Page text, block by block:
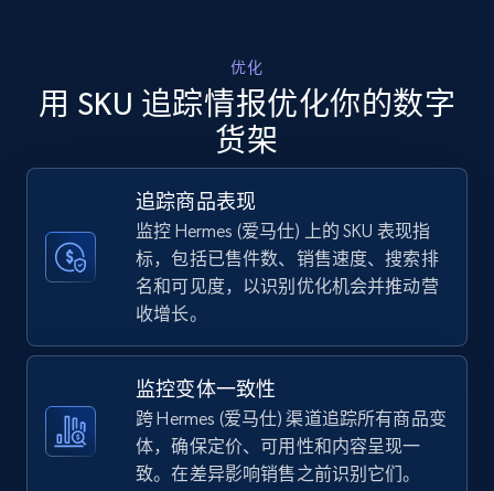
URL, Final price, Sku, Currency, Gtin,
Specifications, Image urls, Top reviews, and
more.
TikTok Shop
URL, Title, Available, Description, Currency, Initial
price, Final price, Discount percent, and more.
5.4K+ 668+
优化
用 SKU 追踪情报优化你的数字
货架
追踪商品表现
监控 Hermes (爱马仕) 上的 SKU 表现指
标，包括已售件数、销售速度、搜索排
名和可见度，以识别优化机会并推动营
收增长。
监控变体一致性
跨 Hermes (爱马仕) 渠道追踪所有商品变
体，确保定价、可用性和内容呈现一
致。在差异影响销售之前识别它们。